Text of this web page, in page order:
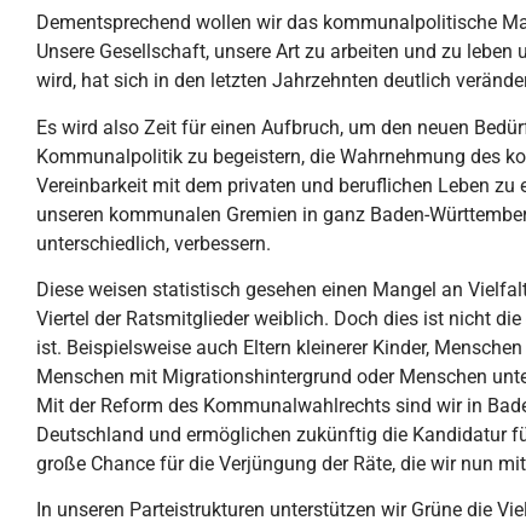
Dementsprechend wollen wir das kommunalpolitische
Unsere Gesellschaft, unsere Art zu arbeiten und zu
wird, hat sich in den letzten Jahrzehnten deutlich
Es wird also Zeit für einen Aufbruch, um den neuen
Kommunalpolitik zu begeistern, die Wahrnehmung des
Vereinbarkeit mit dem privaten und beruflichen Leben
unseren kommunalen Gremien in ganz Baden-
unterschiedlich, verbessern.
Diese weisen statistisch gesehen einen Mangel an
Viertel der Ratsmitglieder weiblich. Doch dies ist nicht
ist. Beispielsweise auch Eltern kleinerer Kinder,
Menschen mit Migrationshintergrund oder Menschen
Mit der Reform des Kommunalwahlrechts sind wir in
Deutschland und ermöglichen zukünftig die Kandidatur
große Chance für die Verjüngung der Räte, die wir nun
In unseren Parteistrukturen unterstützen wir Grüne die